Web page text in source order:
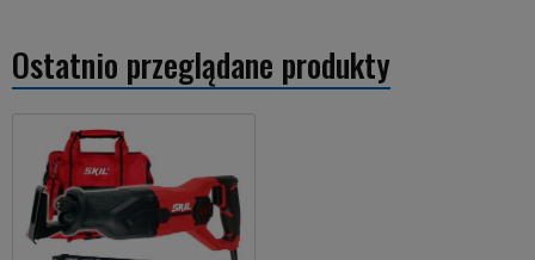
Ostatnio przeglądane produkty